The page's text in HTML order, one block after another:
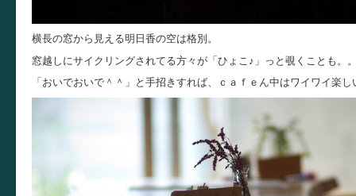
横長の窓から見える明日香の空は格別。
窓越しにサイクリングされてる方々が「ひょこ♪」っと覗くことも。
「おいでおいで＾＾」と手招きすれば、ｃａｆｅん中はワイワイ楽